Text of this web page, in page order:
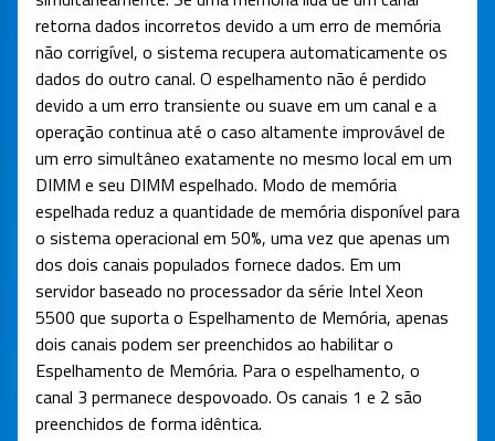
retorna dados incorretos devido a um erro de memória
não corrigível, o sistema recupera automaticamente os
dados do outro canal. O espelhamento não é perdido
devido a um erro transiente ou suave em um canal e a
operação continua até o caso altamente improvável de
um erro simultâneo exatamente no mesmo local em um
DIMM e seu DIMM espelhado. Modo de memória
espelhada reduz a quantidade de memória disponível para
o sistema operacional em 50%, uma vez que apenas um
dos dois canais populados fornece dados. Em um
servidor baseado no processador da série Intel Xeon
5500 que suporta o Espelhamento de Memória, apenas
dois canais podem ser preenchidos ao habilitar o
Espelhamento de Memória. Para o espelhamento, o
canal 3 permanece despovoado. Os canais 1 e 2 são
preenchidos de forma idêntica.